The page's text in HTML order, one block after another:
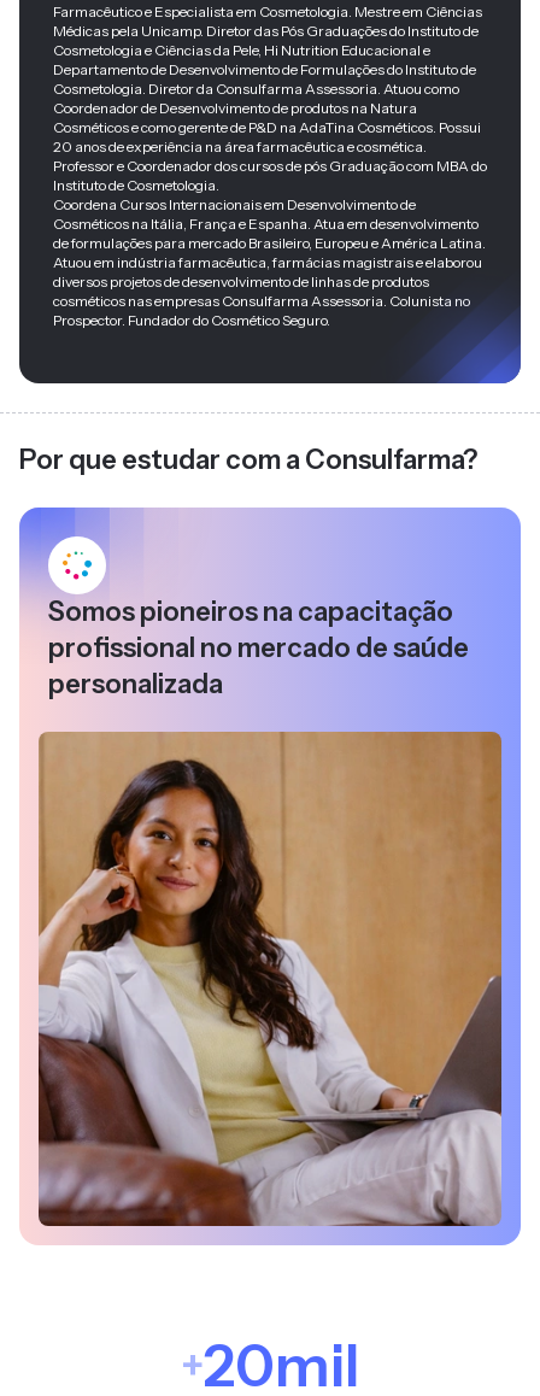
Farmacêutico e Especialista em Cosmetologia. Mestre em Ciências
Médicas pela Unicamp. Diretor das Pós Graduações do Instituto de
Cosmetologia e Ciências da Pele, Hi Nutrition Educacional e
Departamento de Desenvolvimento de Formulações do Instituto de
Cosmetologia. Diretor da Consulfarma Assessoria. Atuou como
Coordenador de Desenvolvimento de produtos na Natura
Cosméticos e como gerente de P&D na AdaTina Cosméticos. Possui
20 anos de experiência na área farmacêutica e cosmética.
Professor e Coordenador dos cursos de pós Graduação com MBA do
Instituto de Cosmetologia.
Coordena Cursos Internacionais em Desenvolvimento de
Cosméticos na Itália, França e Espanha. Atua em desenvolvimento
de formulações para mercado Brasileiro, Europeu e América Latina.
Atuou em indústria farmacêutica, farmácias magistrais e elaborou
diversos projetos de desenvolvimento de linhas de produtos
cosméticos nas empresas Consulfarma Assessoria.​ Colunista no
Prospector. Fundador do Cosmético Seguro.
Por que estudar com a Consulfarma?
Somos pioneiros na capacitação
profissional no mercado de saúde
personalizada
+20mil